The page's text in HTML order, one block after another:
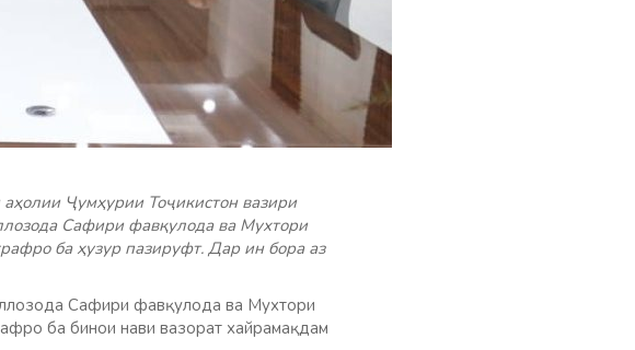
Ҷумҳурии Тоҷикистон вазири
Сафири фавқулода ва Мухтори
ба ҳузур пазируфт. Дар ин бора аз
Сафири фавқулода ва Мухтори
ба бинои нави вазорат хайрамақдам